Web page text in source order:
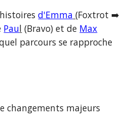
d'Emma (Foxtrot ➡️
Paul (Bravo) et de Max
parcours se rapproche
changements majeurs